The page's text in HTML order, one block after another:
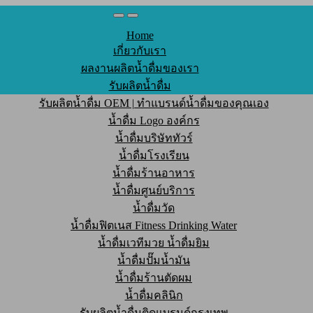
Home
เกี่ยวกับเรา
ผลงานผลิตน้ำดื่มของเรา
รับผลิตน้ำดื่ม
รับผลิตน้ำดื่ม OEM | ทำแบรนด์น้ำดื่มของคุณเอง
น้ำดื่ม Logo องค์กร
น้ำดื่มบริษัททัวร์
น้ำดื่มโรงเรียน
น้ำดื่มร้านอาหาร
น้ำดื่มศูนย์บริการ
น้ำดื่มวัด
น้ำดื่มฟิตเนส Fitness Drinking Water
น้ำดื่มเวทีมวย น้ำดื่มยิม
น้ำดื่มปั๊มน้ำมัน
น้ำดื่มร้านตัดผม
น้ำดื่มคลินิก